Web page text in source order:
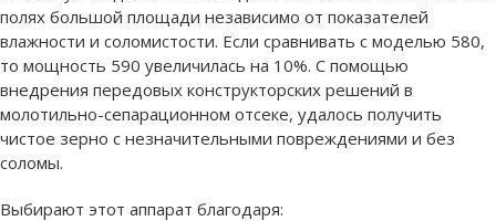
полях большой площади независимо от показателей
влажности и соломистости. Если сравнивать с моделью 580,
то мощность 590 увеличилась на 10%. С помощью
внедрения передовых конструкторских решений в
молотильно-сепарационном отсеке, удалось получить
чистое зерно с незначительными повреждениями и без
соломы.
Выбирают этот аппарат благодаря: